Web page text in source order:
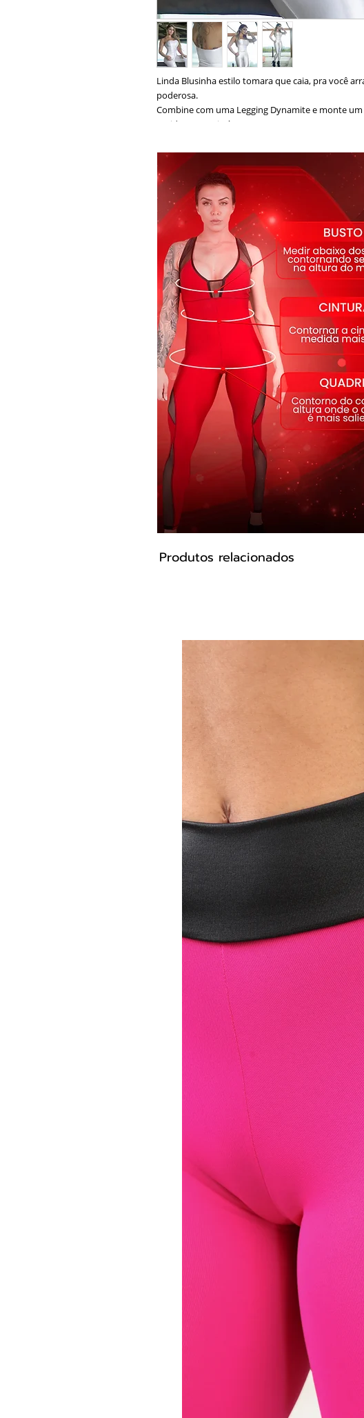
Linda Blusinha estilo tomara que caia, pra você
poderosa.
Combine com uma Legging Dynamite e monte
Tecido: Lycra Cirré
Composição: 85% Poliamida 15% Elastano
Modelo: BL505
Produtos relacionados